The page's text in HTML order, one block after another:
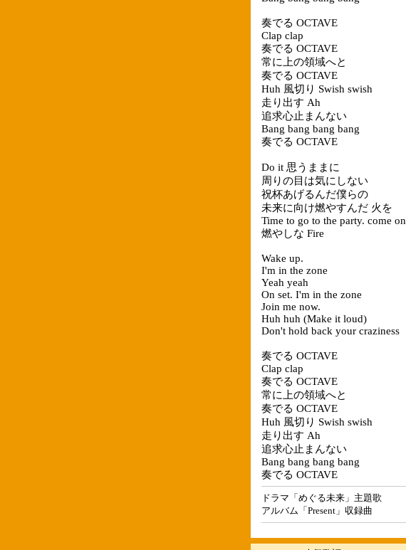
奏でる OCTAVE
Clap clap
奏でる OCTAVE
常に上の領域へと
奏でる OCTAVE
Huh 風切り Swish swish
走り出す Ah
追求心止まんない
Bang bang bang bang
奏でる OCTAVE
Do it 思うままに
周りの目は気にしない
祝杯あげるんだ僕らの
未来に向け燃やすんだ 火を
Time to go to the party. come on
燃やしな Fire
Wake up.
I'm in the zone
Yeah yeah
On set. I'm in the zone
Join me now.
Huh huh (Make it loud)
Don't hold back your craziness
奏でる OCTAVE
Clap clap
奏でる OCTAVE
常に上の領域へと
奏でる OCTAVE
Huh 風切り Swish swish
走り出す Ah
追求心止まんない
Bang bang bang bang
奏でる OCTAVE
ドラマ「めぐる未来」主題歌
アルバム「Present」収録曲